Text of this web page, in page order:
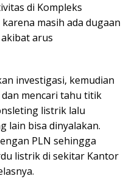
di Kompleks
masih ada dugaan
arus
investigasi, kemudian
mencari tahu titik
listrik lalu
lain bisa dinyalakan.
PLN sehingga
listrik di sekitar Kantor